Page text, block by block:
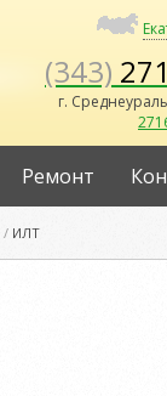
(343)
г.
Ремонт
/ ИЛТ